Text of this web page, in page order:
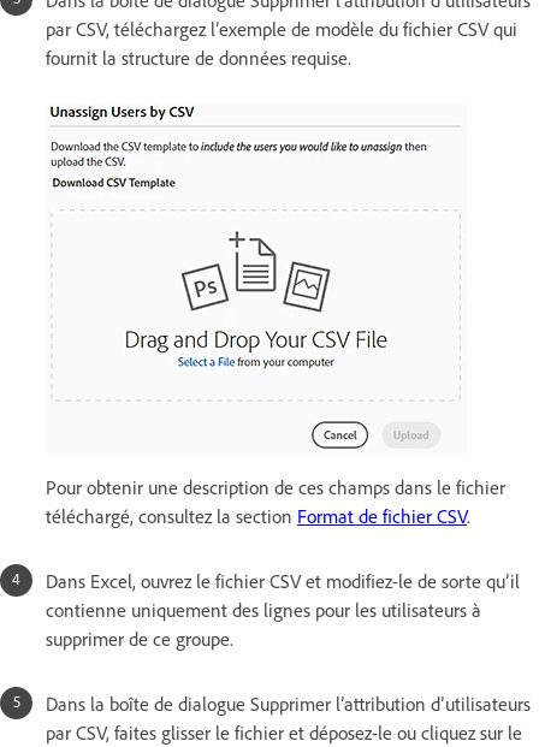
par CSV, téléchargez l’exemple de modèle du fichier CSV qui
fournit la structure de données requise.
Pour obtenir une description de ces champs dans le fichier
téléchargé, consultez la section Format de fichier CSV.
Dans Excel, ouvrez le fichier CSV et modifiez-le de sorte qu’il
contienne uniquement des lignes pour les utilisateurs à
supprimer de ce groupe.
Dans la boîte de dialogue Supprimer l’attribution d’utilisateurs
par CSV, faites glisser le fichier et déposez-le ou cliquez sur le